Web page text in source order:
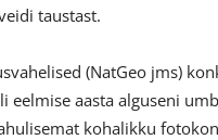
taustast.
(NatGeo jms)
eelmise aasta alguseni
kohalikku